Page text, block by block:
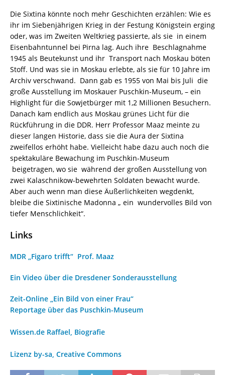
Die Sixtina könnte noch mehr Geschichten erzählen: Wie es
ihr im Siebenjährigen Krieg in der Festung Königstein erging
oder, was im Zweiten Weltkrieg passierte, als sie in einem
Eisenbahntunnel bei Pirna lag. Auch ihre Beschlagnahme
1945 als Beutekunst und ihr Transport nach Moskau böten
Stoff. Und was sie in Moskau erlebte, als sie für 10 Jahre im
Archiv verschwand. Dann gab es 1955 von Mai bis Juli die
große Ausstellung im Moskauer Puschkin-Museum, – ein
Highlight für die Sowjetbürger mit 1,2 Millionen Besuchern.
Danach kam endlich aus Moskau grünes Licht für die
Rückführung in die DDR. Herr Professor Maaz meinte zu
dieser langen Historie, dass sie die Aura der Sixtina
zweifellos erhöht habe. Vielleicht habe dazu auch noch die
spektakuläre Bewachung im Puschkin-Museum
beigetragen, wo sie während der großen Ausstellung von
zwei Kalaschnikow-bewehrten Soldaten bewacht wurde.
Aber auch wenn man diese Äußerlichkeiten wegdenkt,
bleibe die Sixtinische Madonna „ ein wundervolles Bild von
tiefer Menschlichkeit“.
Links
MDR „Figaro trifft“ Prof. Maaz
Ein Video über die Dresdener Sonderausstellung
Zeit-Online „Ein Bild von einer Frau“
Reportage über das Puschkin-Museum
Wissen.de Raffael, Biografie
Lizenz by-sa, Creative Commons